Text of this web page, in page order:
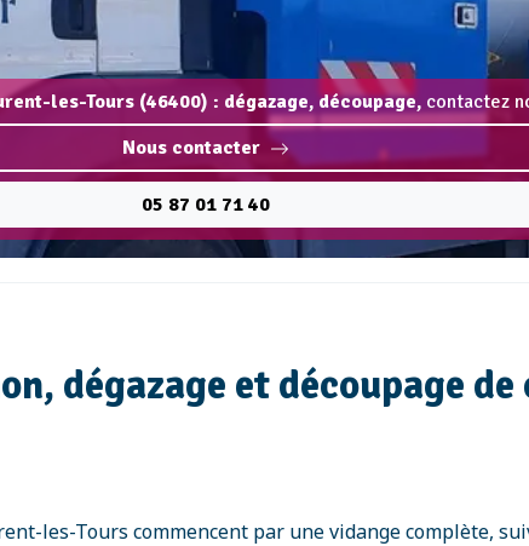
les-Tours (46400) : dégazage, découpage, contactez
Nous contacter
05 87 01 71 40
dégazage et découpage
les-Tours commencent par une vidange complète,